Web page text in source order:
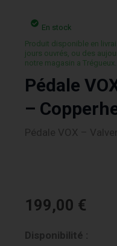
En stock
Produit disponible en
jours ouvrés, ou des
notre magasin a Trégueux.
Pédale
–
Pédale VOX –
199,00 €
Disponibilité :
quantité